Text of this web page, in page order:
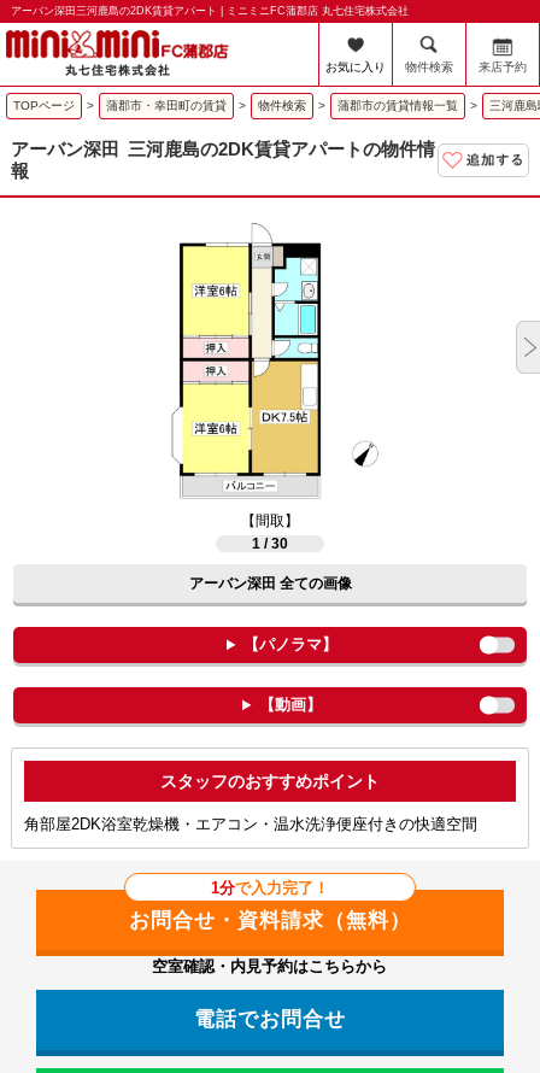
アーバン深田三河鹿島の2DK賃貸アパート | ミニミニFC蒲郡店 丸七住宅株式会社
お気に入り 物件検索 来店予約
TOPページ > 蒲郡市・幸田町の賃貸 > 物件検索 > 蒲郡市の賃貸情報一覧 > 三河鹿
アーバン深田
三河鹿島の2DK賃貸アパートの物件情
報
【間取】
1 / 30
アーバン深田 全ての画像
【パノラマ】
【動画】
ポイント
角部屋2DK浴室乾燥機・エアコン・温水洗浄便座付きの快適空間
1分で入力完了！
空室確認・内見予約はこちらから
電話でお問合せ